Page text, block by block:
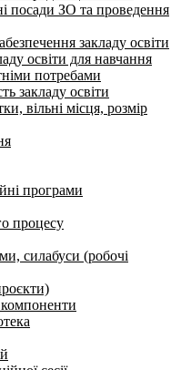
посади ЗО та проведення
закладу освіти
освіти для навчання
потребами
закладу освіти
вільні місця, розмір
програми
процесу
силабуси (робочі
компоненти